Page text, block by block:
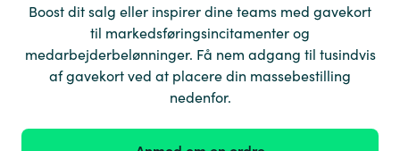
Boost dit salg eller inspirer dine teams med gavekort
til markedsføringsincitamenter og
medarbejderbelønninger. Få nem adgang til tusindvis
af gavekort ved at placere din massebestilling
nedenfor.